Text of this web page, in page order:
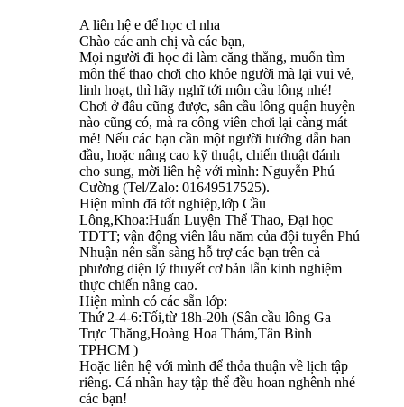
A liên hệ e để học cl nha
Chào các anh chị và các bạn,
Mọi người đi học đi làm căng thẳng, muốn tìm
môn thể thao chơi cho khỏe người mà lại vui vẻ,
linh hoạt, thì hãy nghĩ tới môn cầu lông nhé!
Chơi ở đâu cũng được, sân cầu lông quận huyện
nào cũng có, mà ra công viên chơi lại càng mát
mẻ! Nếu các bạn cần một người hướng dẫn ban
đầu, hoặc nâng cao kỹ thuật, chiến thuật đánh
cho sung, mời liên hệ với mình: Nguyễn Phú
Cường (Tel/Zalo: 01649517525).
Hiện mình đã tốt nghiệp,lớp Cầu
Lông,Khoa:Huấn Luyện Thể Thao, Đại học
TDTT; vận động viên lâu năm của đội tuyển Phú
Nhuận nên sẵn sàng hỗ trợ các bạn trên cả
phương diện lý thuyết cơ bản lẫn kinh nghiệm
thực chiến nâng cao.
Hiện mình có các sẵn lớp:
Thứ 2-4-6:Tối,từ 18h-20h (Sân cầu lông Ga
Trực Thăng,Hoàng Hoa Thám,Tân Bình
TPHCM )
Hoặc liên hệ với mình để thỏa thuận về lịch tập
riêng. Cá nhân hay tập thể đều hoan nghênh nhé
các bạn!